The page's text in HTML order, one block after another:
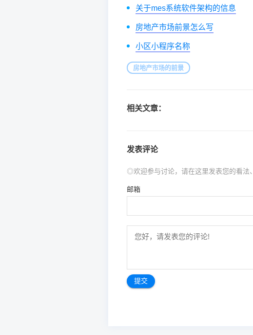
关于mes系统软件架构的信息
房地产市场前景怎么写
小区小程序名称
房地产市场的前景
相关文章：
发表评论
◎欢迎参与讨论，请在这里发表您的看法
邮箱